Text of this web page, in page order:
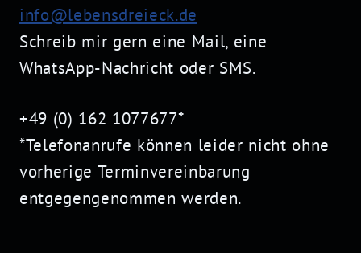
info@lebensdreieck.de
Schreib mir gern eine Mail, eine
WhatsApp-Nachricht oder SMS.
+49 (0) 162 1077677*
*Telefonanrufe können leider nicht ohne
vorherige Terminvereinbarung
entgegengenommen werden.